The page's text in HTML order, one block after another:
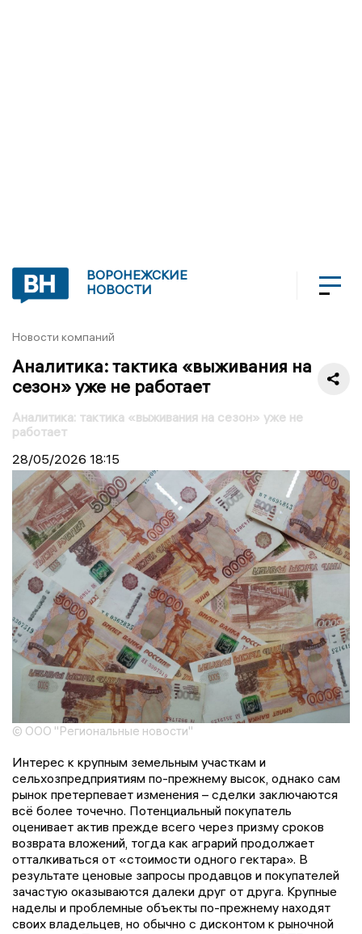
ВОРОНЕЖСКИЕ
НОВОСТИ
Новости компаний
Аналитика: тактика «выживания на
сезон» уже не работает
Аналитика: тактика «выживания на сезон» уже не
работает
28/05/2026 18:15
© ООО "Региональные новости"
Интерес к крупным земельным участкам и
сельхозпредприятиям по-прежнему высок, однако сам
рынок претерпевает изменения – сделки заключаются
всё более точечно. Потенциальный покупатель
оценивает актив прежде всего через призму сроков
возврата вложений, тогда как аграрий продолжает
отталкиваться от «стоимости одного гектара». В
результате ценовые запросы продавцов и покупателей
зачастую оказываются далеки друг от друга. Крупные
наделы и проблемные объекты по-прежнему находят
своих владельцев, но обычно с дисконтом к рыночной